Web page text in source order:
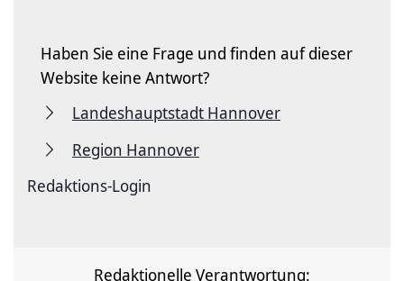
Haben Sie eine Frage und finden auf dieser
Website keine Antwort?
Landeshauptstadt Hannover
Region Hannover
Redaktions-Login
Redaktionelle Verantwortung: